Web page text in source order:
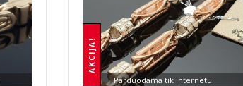
Parduodama tik internetu
AKCIJA!